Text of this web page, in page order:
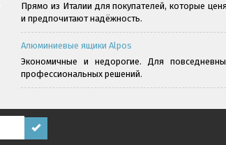
Прямо из Италии для покупателей, которые
и предпочитают надёжность.
Алюминиевые ящики Alpos
Экономичные и недорогие. Для
профессиональных решений.